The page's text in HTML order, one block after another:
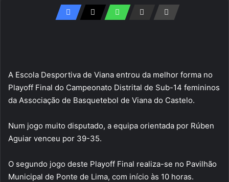
A Escola Desportiva de Viana entrou da melhor forma no
Playoff Final do Campeonato Distrital de Sub-14 femininos
da Associação de Basquetebol de Viana do Castelo.
Num jogo muito disputado, a equipa orientada por Rúben
Aguiar venceu por 39-35.
O segundo jogo deste Playoff Final realiza-se no Pavilhão
Municipal de Ponte de Lima, com início às 10 horas.